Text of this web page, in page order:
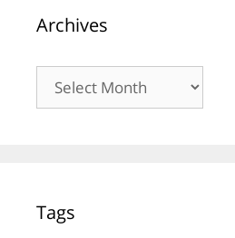
Archives
Archives
Tags